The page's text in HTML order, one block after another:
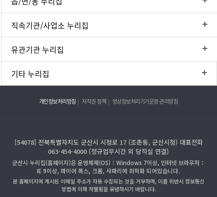
직속기관/사업소 누리집
유관기관 누리집
기타 누리집
개인정보처리방침 저작권 정책 영상정보처리기기운영·관리방침
[54078] 전북특별자치도 군산시 시청로 17 (조촌동, 군산시청) 대표전화
063-454-4000 (정규업무시간 외 당직실 연결)
군산시 누리집(홈페이지)은 운영체제(OS)：Windows 7이상, 인터넷 브라우저：
IE 9이상, 파이어 폭스, 크롬, 사파리에 최적화 되어있습니다.
본 홈페이지에 게시된 이메일 주소가 자동 수집되는 것을 거부하며, 이를 위반시 정보통신
망법에 의해 처벌됨을 유념하시기 바랍니다.